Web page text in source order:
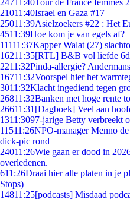
24711:40Tour de France femmes
21011:40Israel en Gaza #17
25011:39Asielzoekers #22 : Het
4511:39Hoe kom je van egels af?
11111:37Kapper Walat (27)
16211:35[RTL] B&B vol liefde
2211:32Pinda-allergie?
16711:32Voorspel hier het
3011:32Klacht ingediend tegen
26811:32Banken met hoge rente
26611:31 [Dagboek] Veel aan
1311:3097-jarige Betty verbreekt
11511:26NPO-manager Menno
dick-pic rond
24011:26Wie gaan er dood in
overledenen.
611:26Draai hier alle platen in je
Stops)
14811:25[podcasts] Misdaad